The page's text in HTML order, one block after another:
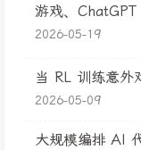
游戏、
2026-05-19
当 RL 训练意外
2026-05-09
大规模编排 AI